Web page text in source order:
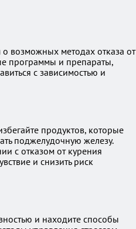
о возможных методах отказа от
программы и препараты,
с зависимостью и
продуктов, которые
поджелудочную железу.
с отказом от курения
и снизить риск
и находите способы